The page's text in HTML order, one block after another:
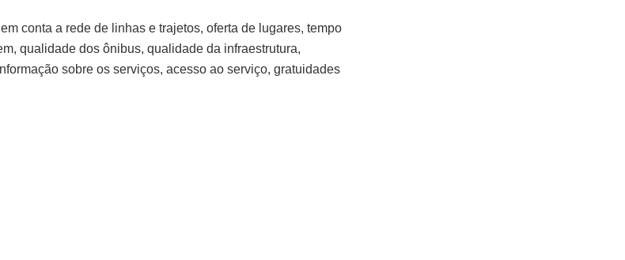
conta a rede de linhas e trajetos, oferta de lugares, tempo
qualidade dos ônibus, qualidade da infraestrutura,
sobre os serviços, acesso ao serviço, gratuidades